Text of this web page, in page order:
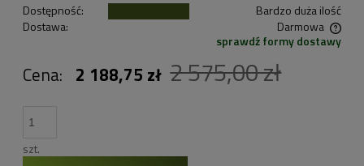
Dostępność:
Bardzo duża ilość
Dostawa:
Darmowa
Cena nie zawiera ewentualnych kosztów płatnościsprawdź formy dostawy
Cena: 2 188,75 zł 2 575,00 zł
szt.